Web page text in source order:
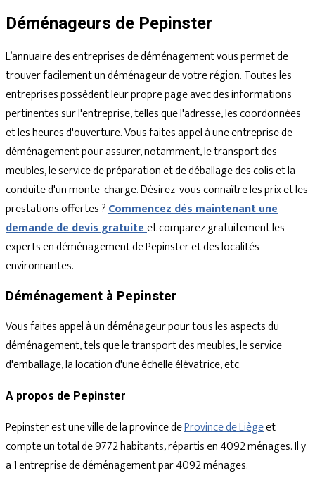
Déménageurs de Pepinster
L’annuaire des entreprises de déménagement vous permet de
trouver facilement un déménageur de votre région. Toutes les
entreprises possèdent leur propre page avec des informations
pertinentes sur l'entreprise, telles que l'adresse, les coordonnées
et les heures d'ouverture. Vous faites appel à une entreprise de
déménagement pour assurer, notamment, le transport des
meubles, le service de préparation et de déballage des colis et la
conduite d'un monte-charge. Désirez-vous connaître les prix et les
prestations offertes ?Commencez dès maintenant une
demande de devis gratuiteet comparez gratuitement les
experts en déménagement de Pepinster et des localités
environnantes.
Déménagement à Pepinster
Vous faites appel à un déménageur pour tous les aspects du
déménagement, tels que le transport des meubles, le service
d'emballage, la location d'une échelle élévatrice, etc.
A propos de Pepinster
Pepinster est une ville de la province deProvince de Liègeet
compte un total de 9772 habitants, répartis en 4092 ménages. Il y
a 1 entreprise de déménagement par 4092 ménages.